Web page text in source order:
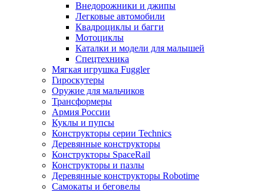
Внедорожники и джипы
Легковые автомобили
Квадроциклы и багги
Мотоциклы
Каталки и модели для малышей
Спецтехника
Мягкая игрушка Fuggler
Гироскутеры
Оружие для мальчиков
Трансформеры
Армия России
Куклы и пупсы
Конструкторы серии Technics
Деревянные конструкторы
Конструкторы SpaceRail
Конструкторы и пазлы
Деревянные конструкторы Robotime
Самокаты и беговелы